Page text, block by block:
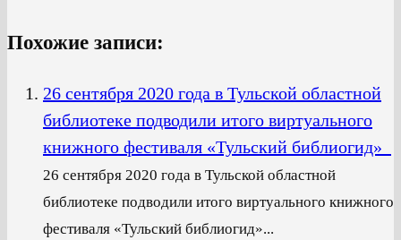
Похожие записи:
26 сентября 2020 года в Тульской областной
библиотеке подводили итого виртуального
книжного фестиваля «Тульский библиогид»
26 сентября 2020 года в Тульской областной
библиотеке подводили итого виртуального книжного
фестиваля «Тульский библиогид»...